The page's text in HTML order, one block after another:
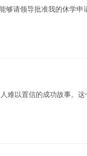
够请领导批准我的休学申
难以置信的成功故事。这